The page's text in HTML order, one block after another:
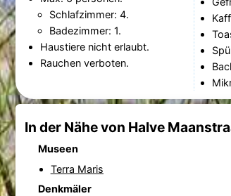
Schlafzimmer: 4.
Badezimmer: 1.
Haustiere nicht erlaubt.
Rauchen verboten.
In der Nähe von Halve
Museen
Terra Maris
Denkmäler